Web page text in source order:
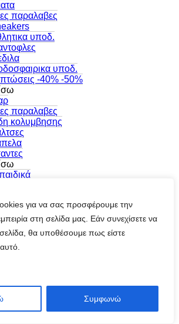
για να σας προσφέρουμε την
στη σελίδα μας. Εάν συνεχίσετε να
σελίδα, θα υποθέσουμε πως είστε
Συμφωνώ
παραλαβες
υποδ.
υποδ.
-40% -50%
παραλαβες
κολυμβησης
klein jeans
balance